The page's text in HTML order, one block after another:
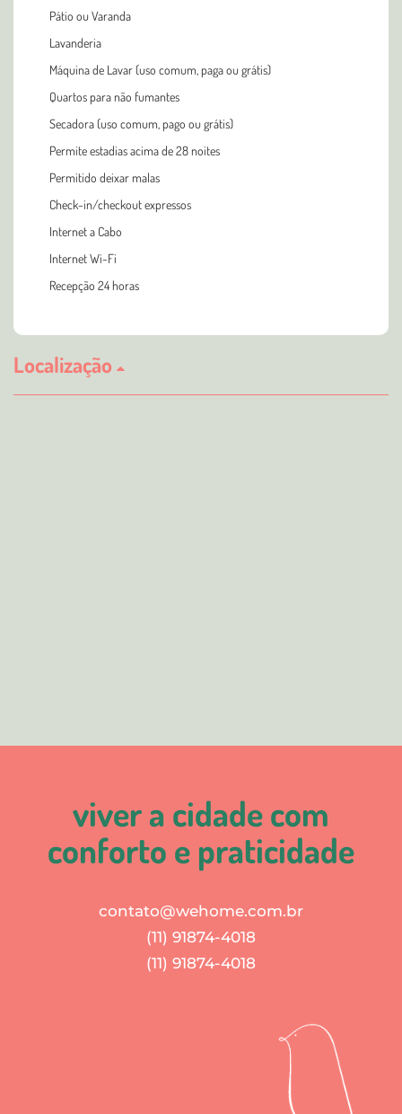
Pátio ou Varanda
Lavanderia
Máquina de Lavar (uso comum, paga ou grátis)
Quartos para não fumantes
Secadora (uso comum, pago ou grátis)
Permite estadias acima de 28 noites
Permitido deixar malas
Check-in/checkout expressos
Internet a Cabo
Internet Wi-Fi
Recepção 24 horas
Localização
viver a cidade com
conforto e praticidade
contato@wehome.com.br
(11) 91874-4018
(11) 91874-4018